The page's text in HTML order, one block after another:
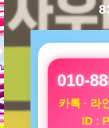
010-
카톡 · 라
ID :